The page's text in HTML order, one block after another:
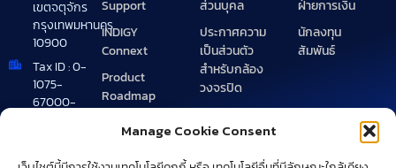
Manage Cookie Consent
เขตจตุจักร
กรุงเทพมหานคร
10900
Tax ID : 0-
1075-
67000-
1900
Support
INDIGY
Connext
Product
Roadmap
ส่วนบุคล
ประกาศความ
เป็นส่วนตัว
สำหรับกล้อง
วงจรปิด
Brand
Guideline
ฝ่ายการเงิน
นักลงทุน
สัมพันธ์